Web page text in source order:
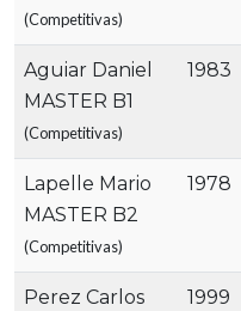
(Competitivas)
Aguiar Daniel
MASTER B1
(Competitivas)
1983
Lapelle Mario
MASTER B2
(Competitivas)
1978
Perez Carlos
1999